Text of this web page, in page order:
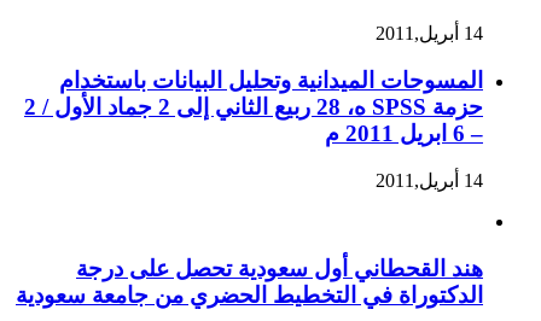
14 أبريل,2011
المسوحات الميدانية وتحليل البيانات باستخدام
حزمة SPSS ه، 28 ربيع الثاني إلى 2 جماد الأول / 2
– 6 ابريل 2011 م
14 أبريل,2011
هند القحطاني أول سعودية تحصل على درجة
الدكتوراة في التخطيط الحضري من جامعة سعودية